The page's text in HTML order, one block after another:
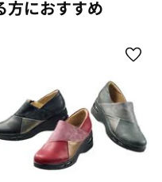
方におすすめ